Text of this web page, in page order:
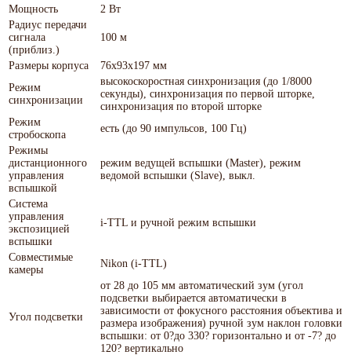
Мощность
2 Вт
Радиус передачи
сигнала
(приблиз.)
100 м
Размеры корпуса
76х93х197 мм
Режим
синхронизации
высокоскоростная синхронизация (до 1/8000
секунды), синхронизация по первой шторке,
синхронизация по второй шторке
Режим
стробоскопа
есть (до 90 импульсов, 100 Гц)
Режимы
дистанционного
управления
вспышкой
режим ведущей вспышки (Master), режим
ведомой вспышки (Slave), выкл.
Система
управления
экспозицией
вспышки
i-TTL и ручной режим вспышки
Совместимые
камеры
Nikon (i-TTL)
Угол подсветки
от 28 до 105 мм автоматический зум (угол
подсветки выбирается автоматически в
зависимости от фокусного расстояния объектива и
размера изображения) ручной зум наклон головки
вспышки: от 0?до 330? горизонтально и от -7? до
120? вертикально